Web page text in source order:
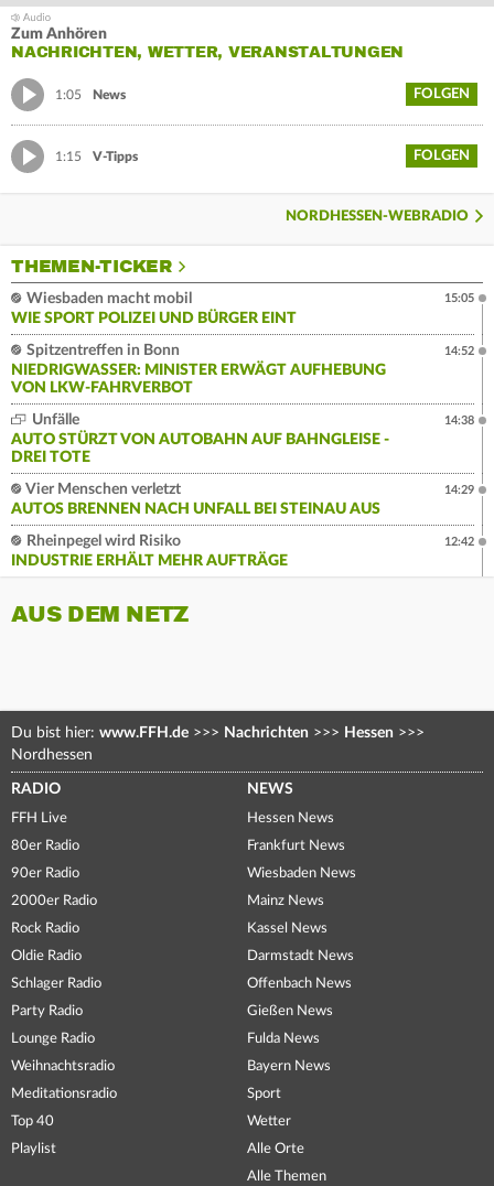
Zum Anhören
NACHRICHTEN, WETTER, VERANSTALTUNGEN
1:05 News FOLGEN
1:15 V-Tipps FOLGEN
NORDHESSEN-WEBRADIO
THEMEN-TICKER
Wiesbaden macht mobil
WIE SPORT POLIZEI UND BÜRGER EINT
15:05
Spitzentreffen in Bonn
NIEDRIGWASSER: MINISTER ERWÄGT AUFHEBUNG
VON LKW-FAHRVERBOT
14:52
Unfälle
AUTO STÜRZT VON AUTOBAHN AUF BAHNGLEISE -
DREI TOTE
14:38
Vier Menschen verletzt
AUTOS BRENNEN NACH UNFALL BEI STEINAU AUS
14:29
Rheinpegel wird Risiko
INDUSTRIE ERHÄLT MEHR AUFTRÄGE
12:42
AUS DEM NETZ
Du bist hier: www.FFH.de >>> Nachrichten >>> Hessen >>>
Nordhessen
RADIO
FFH Live
80er Radio
90er Radio
2000er Radio
Rock Radio
Oldie Radio
Schlager Radio
Party Radio
Lounge Radio
Weihnachtsradio
Meditationsradio
Top 40
Playlist
NEWS
Hessen News
Frankfurt News
Wiesbaden News
Mainz News
Kassel News
Darmstadt News
Offenbach News
Gießen News
Fulda News
Bayern News
Sport
Wetter
Alle Orte
Alle Themen